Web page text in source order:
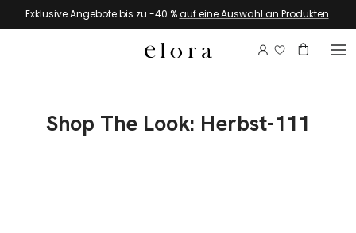
Zum Inhalt springen
Exklusive Angebote bis zu -40 %auf eine Auswahl an Produkten.
KontoMelden Sie
Shop The Look: Herbst-111